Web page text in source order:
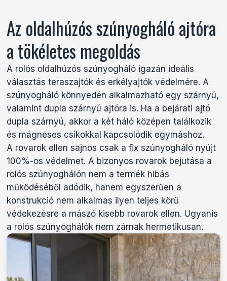
Az oldalhúzós szúnyogháló ajtóra
a tökéletes megoldás
A rolós oldalhúzós szúnyogháló igazán ideális
választás teraszajtók és erkélyajtók védelmére. A
szúnyogháló könnyedén alkalmazható egy szárnyú,
valamint dupla szárnyú ajtóra is. Ha a bejárati ajtó
dupla szárnyú, akkor a két háló középen találkozik
és mágneses csíkokkal kapcsolódik egymáshoz.
A rovarok ellen sajnos csak a fix szúnyogháló nyújt
100%-os védelmet. A bizonyos rovarok bejutása a
rolós szúnyoghálón nem a termék hibás
működéséből adódik, hanem egyszerűen a
konstrukció nem alkalmas ilyen teljes körű
védekezésre a mászó kisebb rovarok ellen. Ugyanis
a rolós szúnyoghálók nem zárnak hermetikusan.